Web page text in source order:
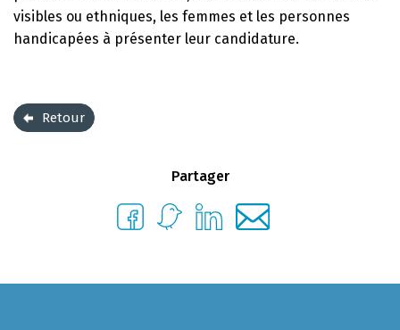
visibles ou ethniques, les femmes et les personnes
handicapées à présenter leur candidature.
Retour
Partager